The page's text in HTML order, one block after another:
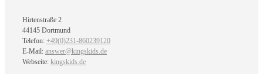
Hirtenstraße 2
44145 Dortmund
Telefon: +49(0)231-860239120
E-Mail: answer@kingskids.de
Webseite: kingskids.de